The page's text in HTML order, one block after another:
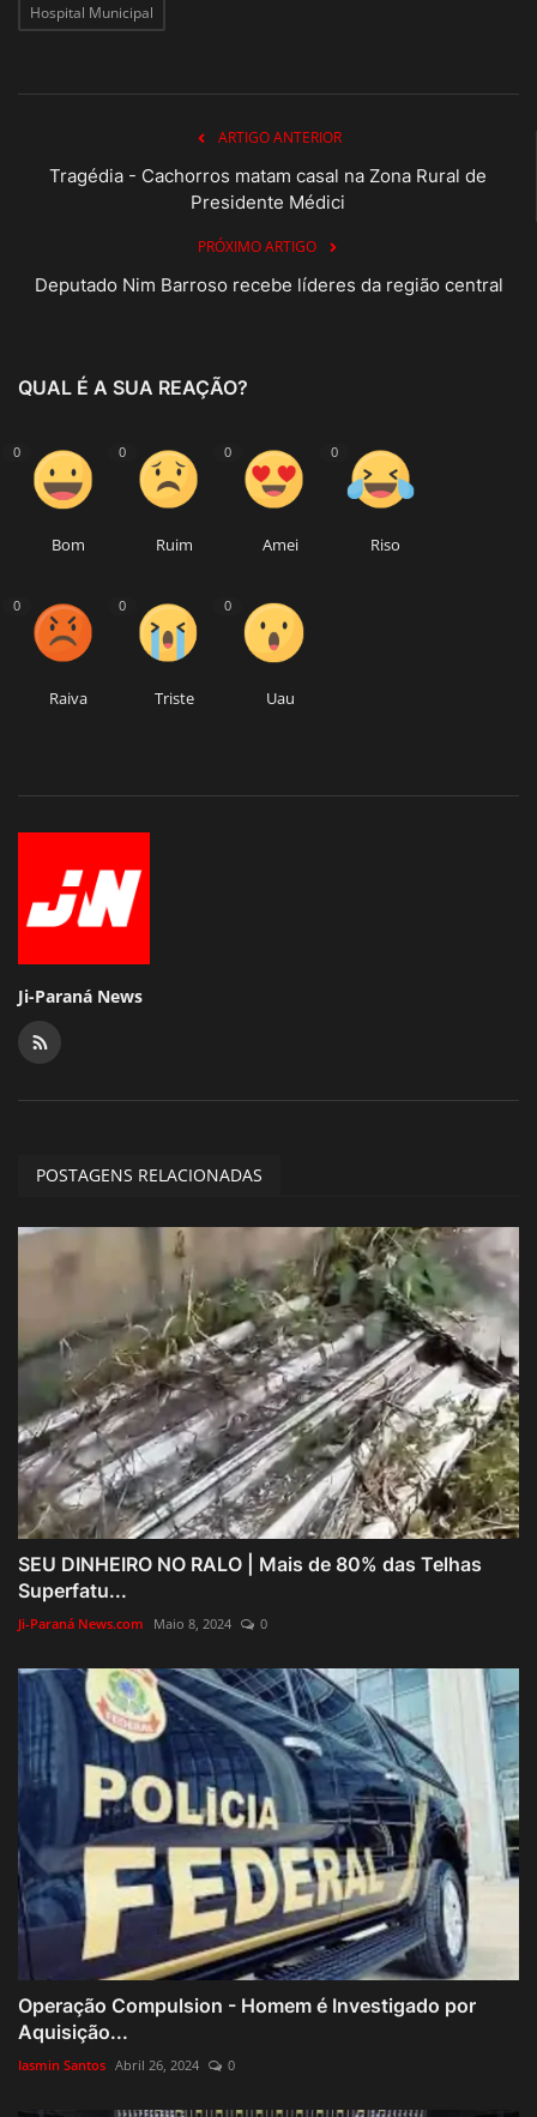
Hospital Municipal
ARTIGO ANTERIOR
Tragédia - Cachorros matam casal na Zona Rural de
Presidente Médici
PRÓXIMO ARTIGO
Deputado Nim Barroso recebe líderes da região central
QUAL É A SUA REAÇÃO?
0
Bom
0
Ruim
0
Amei
0
Riso
0
Raiva
0
Triste
0
Uau
Ji-Paraná News
POSTAGENS RELACIONADAS
SEU DINHEIRO NO RALO | Mais de 80% das Telhas
Superfatu...
Ji-Paraná News.com Maio 8, 2024 0
Operação Compulsion - Homem é Investigado por
Aquisição...
Iasmin Santos Abril 26, 2024 0